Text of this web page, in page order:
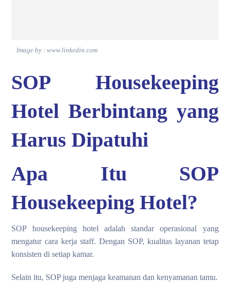
Image by : www.linkedin.com
SOP Housekeeping
Hotel Berbintang yang
Harus Dipatuhi
Apa Itu SOP
Housekeeping Hotel?
SOP housekeeping hotel adalah standar operasional yang
mengatur cara kerja staff. Dengan SOP, kualitas layanan tetap
konsisten di setiap kamar.
Selain itu, SOP juga menjaga keamanan dan kenyamanan tamu.